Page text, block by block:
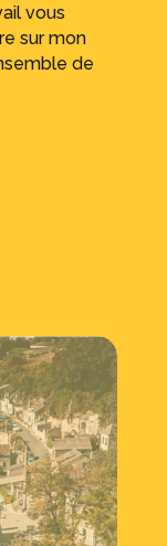
vous
sur mon
de